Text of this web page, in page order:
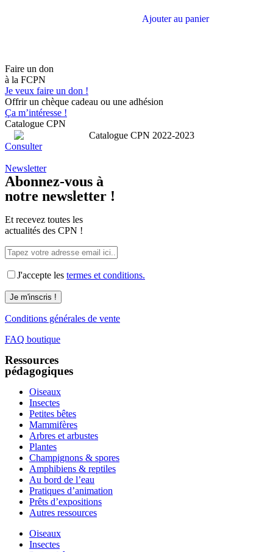
Ajouter au panier
Faire un don
à la FCPN
Je veux faire un don !
Offrir un chèque cadeau ou une adhésion
Ça m’intéresse !
Catalogue CPN
Consulter
Newsletter
Abonnez-vous à
notre newsletter !
Et recevez toutes les
actualités des CPN !
J'accepte les termes et conditions.
Conditions générales de vente
FAQ boutique
Ressources
pédagogiques
Oiseaux
Insectes
Petites bêtes
Mammifères
Arbres et arbustes
Plantes
Champignons & spores
Amphibiens & reptiles
Au bord de l’eau
Pratiques d’animation
Prêts d’expositions
Autres ressources
Oiseaux
Insectes